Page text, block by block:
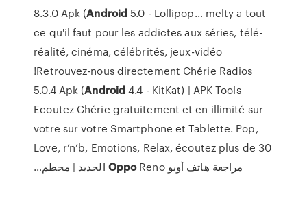
8.3.0 Apk (Android 5.0 - Lollipop… melty a tout
ce qu'il faut pour les addictes aux séries, télé-
réalité, cinéma, célébrités, jeux-vidéo
!Retrouvez-nous directement Chérie Radios
5.0.4 Apk (Android 4.4 - KitKat) | APK Tools
Ecoutez Chérie gratuitement et en illimité sur
votre sur votre Smartphone et Tablette. Pop,
Love, r’n’b, Emotions, Relax, écoutez plus de 30
‫مراجعة هاتف أوبو
OppoReno الجديد | محطم…